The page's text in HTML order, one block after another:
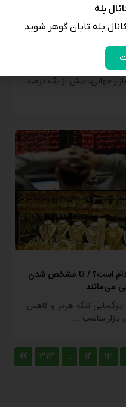
جهانی، بیش از یک درصد
کدام است؟ / تا مشخص شدن
می‌مانند
بازگشایی تنگه هرمز و کاهش
مناسب ...
13
14
…
313
بله
بله تابان گوهر شوید